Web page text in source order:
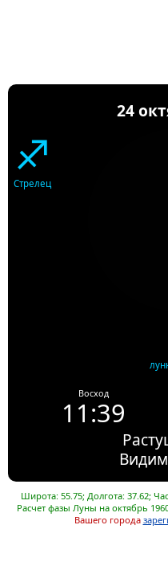
24
♐
Стрелец
Восход
11:39
Широта: 55.75; Долгота: 37.62;
Расчет фазы Луны на октябрь
Вашего города